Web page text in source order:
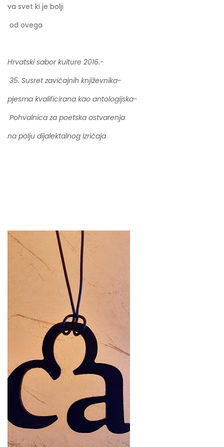
va svet ki je bolji
od ovega
Hrvatski sabor kulture 2016.-
35. Susret zavičajnih književnika-
pjesma kvalificirana kao antologijska-
Pohvalnica za poetska ostvarenja
na polju dijalektalnog izričaja